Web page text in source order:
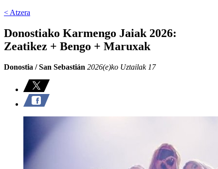
< Atzera
Donostiako Karmengo Jaiak 2026:
Zeatikez + Bengo + Maruxak
Donostia / San Sebastián 2026(e)ko Uztailak 17